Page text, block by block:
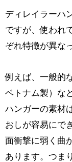
ディレイラーハ
ですが、使われ
ぞれ特徴が異な
例えば、一般的
ベトナム製）な
ハンガーの素材
おしが容易にで
面衝撃に弱く曲
あります。つま